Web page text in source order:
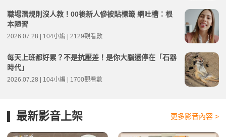
職場潛規則沒人教！00後新人慘被貼標籤 網吐槽：根
本陋習
2026.07.28 | 104小編 | 2129觀看數
每天上班都好累？不是抗壓差！是你大腦還停在「石器
時代」
2026.07.28 | 104小編 | 1700觀看數
最新影音上架 更多影音內容 >